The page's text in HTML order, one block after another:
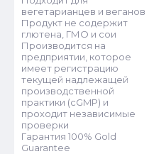
вегетарианцев и веганов
Продукт не содержит
глютена, ГМО и сои
Производится на
предприятии, которое
имеет регистрацию
текущей надлежащей
производственной
практики (cGMP) и
проходит независимые
проверки
Гарантия 100% Gold
Guarantee